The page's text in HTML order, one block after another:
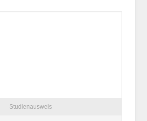
Studienausweis